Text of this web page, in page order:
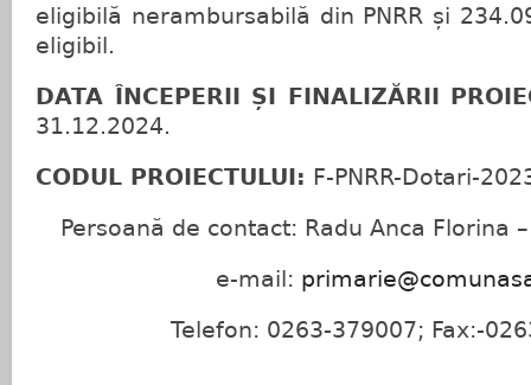
eligibilă nerambursabilă din PNRR și
eligibil.
DATA ÎNCEPERII ȘI FINALIZĂRII
31.12.2024.
CODUL PROIECTULUI: F-PNRR-Dotari-
Persoană de contact: Radu Anca Florina
e-mail:
Telefon: 0263-379007; Fax:-